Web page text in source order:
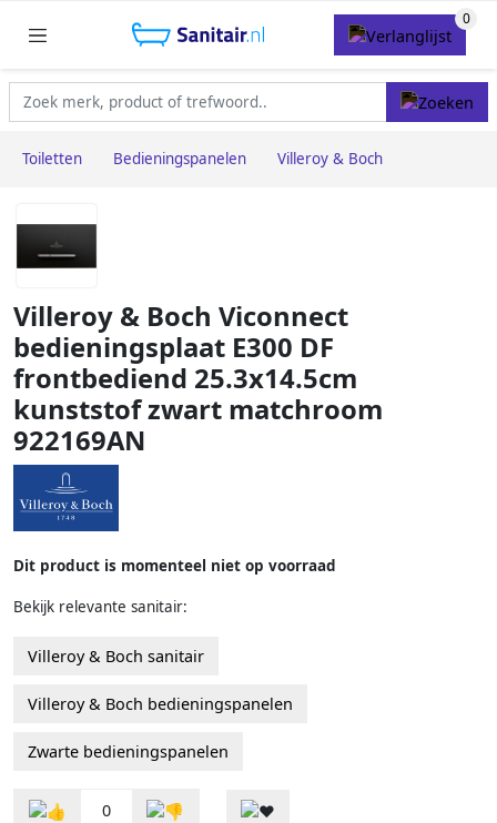
Toiletten Bedieningspanelen Villeroy & Boch
Villeroy & Boch Viconnect
bedieningsplaat E300 DF
frontbediend 25.3x14.5cm
kunststof zwart matchroom
922169AN
Dit product is momenteel niet op voorraad
Bekijk relevante sanitair:
Villeroy & Boch sanitair
Villeroy & Boch bedieningspanelen
Zwarte bedieningspanelen
0